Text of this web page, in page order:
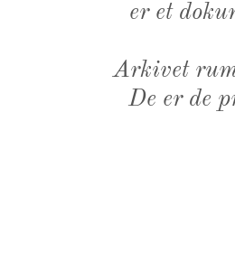
er et
Arkivet
De er de